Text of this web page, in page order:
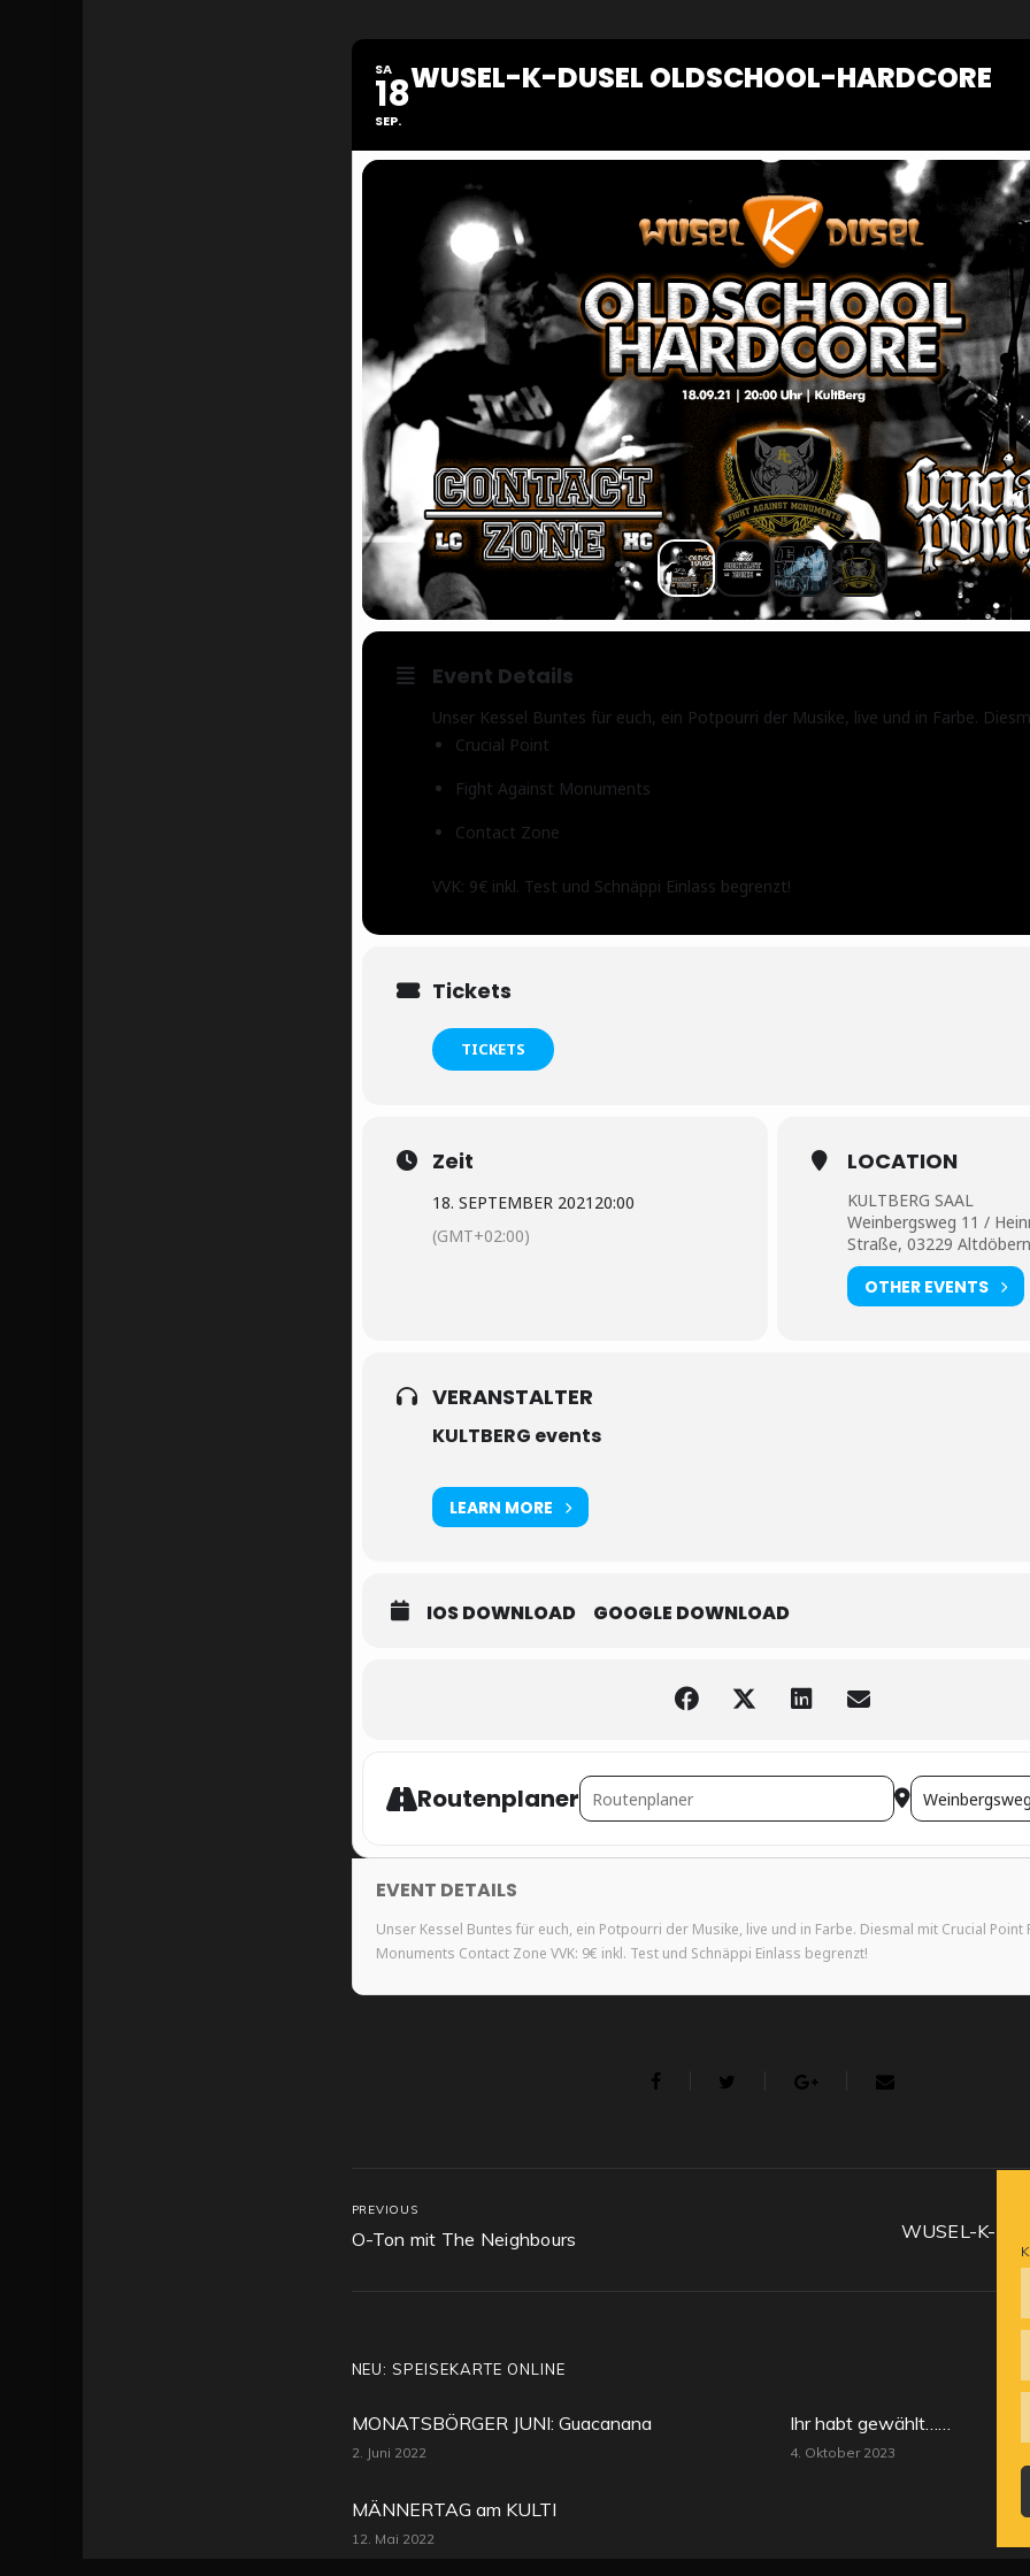
SA
18
SEP.
WUSEL-K-DUSEL OLDSCHOOL-HARDCORE
Event Details
Unser Kessel Buntes für euch, ein Potpourri der Musike, live und in Farbe.
Crucial Point
Fight Against Monuments
Contact Zone
VVK: 9€ inkl. Test und Schnäppi Einlass begrenzt!
Tickets
TICKETS
Zeit
18. SEPTEMBER 2021 20:00
(GMT+02:00)
LOCATION
KULTBERG SAAL
Weinbergsweg 11 /
Straße, 03229 Altdöbern
OTHER EVENTS
VERANSTALTER
KULTBERG events
LEARN MORE
IOS DOWNLOAD GOOGLE DOWNLOAD
Routenplaner
ADDRESS - WUSEL-K-DUSEL OLDSCHOOL-HARDCORE [MOXROUPK8]
DESTINATION
EVENT DETAILS
Unser Kessel Buntes für euch, ein Potpourri der Musike, live und in Farbe. Diesmal mit Crucial Point
Monuments Contact Zone VVK: 9€ inkl. Test und Schnäppi Einlass begrenzt!
PREVIOUS
O-Ton mit The Neighbours
WUSEL-K-
NEU: SPEISEKARTE ONLINE
MONATSBÖRGER JUNI: Guacanana
2. Juni 2022
Ihr habt gewählt……
4. Oktober 2023
MÄNNERTAG am KULTI
12. Mai 2022